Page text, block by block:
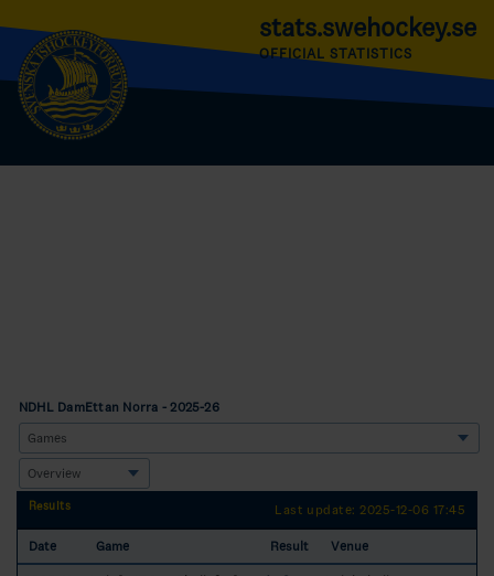
stats.swehockey.se
OFFICIAL STATISTICS
NDHL DamEttan Norra - 2025-26
Results Last update: 2025-12-06 17:45
Date Game Result Venue